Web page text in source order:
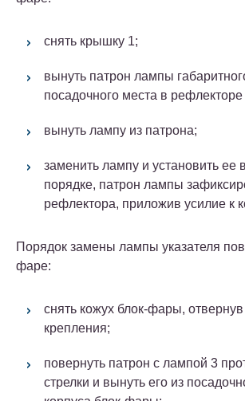
снять крышку 1;
вынуть патрон лампы
посадочного места в
вынуть лампу из патрона;
заменить лампу и установить ее
порядке, патрон лампы
рефлектора, приложив усилие к
Порядок замены лампы указателя
фаре:
снять кожух блок-фары, отвернув
крепления;
повернуть патрон с лампой 3
стрелки и вынуть его из